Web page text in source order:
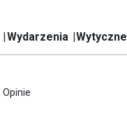
Wydarzenia
Opinie